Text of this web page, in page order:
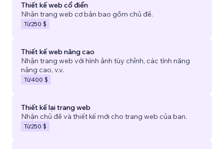
Thiết kế web cổ điển
Nhận trang web cơ bản bao gồm chủ đề.
Từ250 $
Thiết kế web nâng cao
Nhận trang web với hình ảnh tùy chỉnh, các tính năng
nâng cao, v.v.
Từ400 $
Thiết kế lại trang web
Nhận chủ đề và thiết kế mới cho trang web của bạn.
Từ250 $